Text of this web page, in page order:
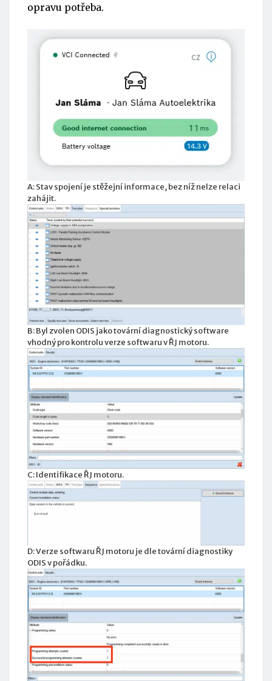
opravu potřeba.
A: Stav spojení je stěžejní informace, bez níž nelze relaci
zahájit.
B: Byl zvolen ODIS jako tovární diagnostický software
vhodný pro kontrolu verze softwaru v ŘJ motoru.
C: Identifikace ŘJ motoru.
D: Verze softwaru ŘJ motoru je dle tovární diagnostiky
ODIS v pořádku.